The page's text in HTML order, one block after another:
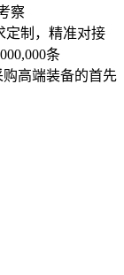
察
定制，精准对接
条
高端装备的首先